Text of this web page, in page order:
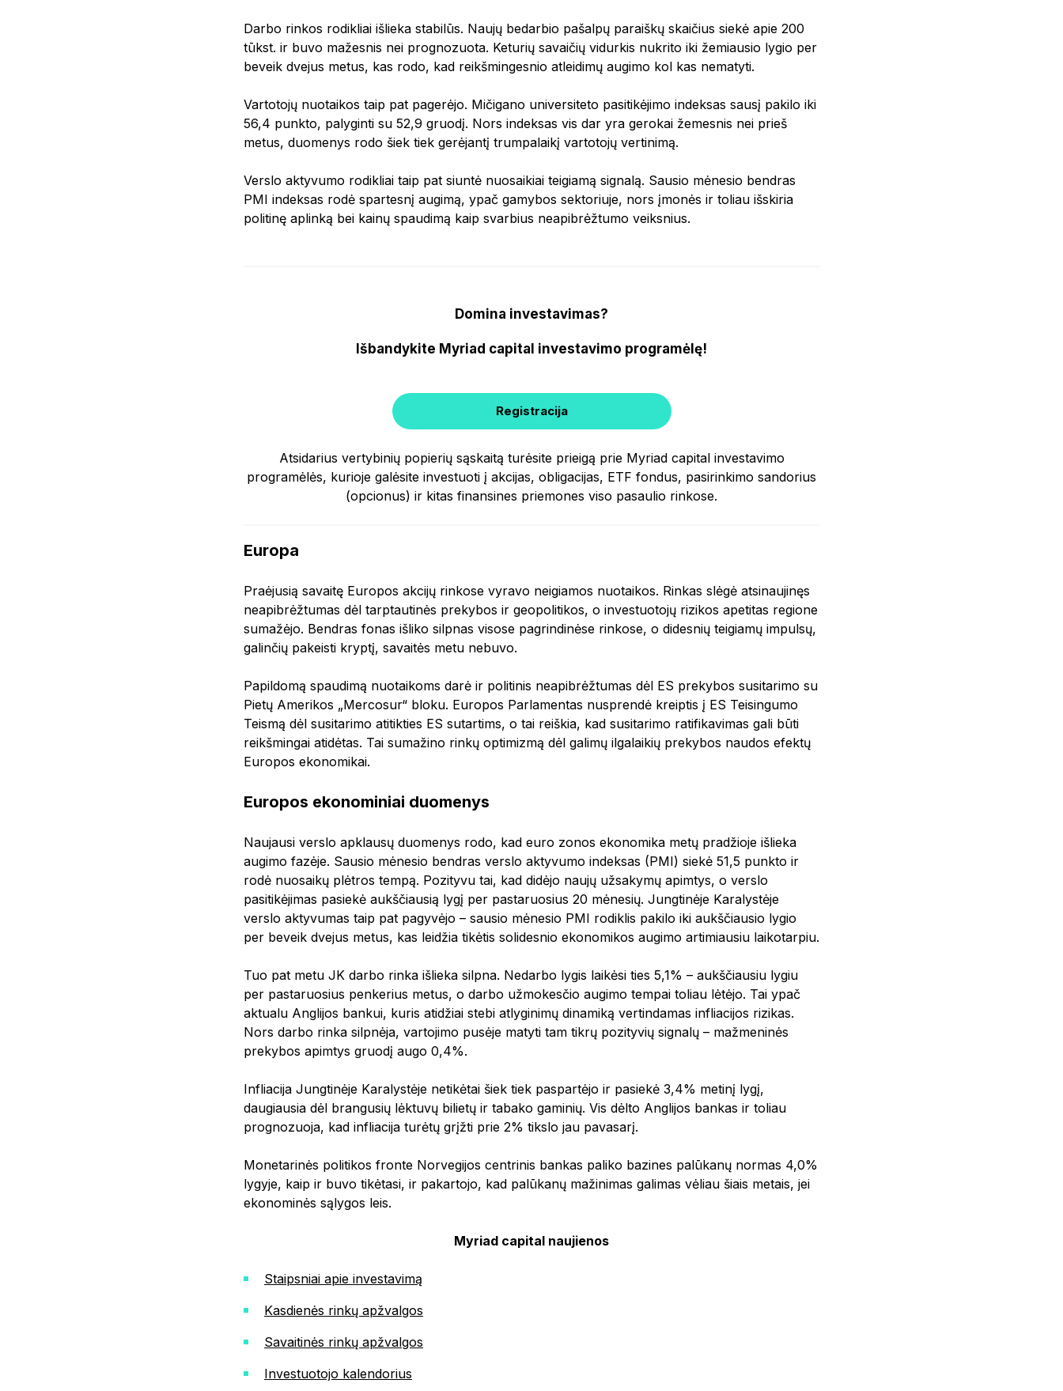
Darbo rinkos rodikliai išlieka stabilūs. Naujų bedarbio pašalpų paraiškų skaičius siekė apie 200
tūkst. ir buvo mažesnis nei prognozuota. Keturių savaičių vidurkis nukrito iki žemiausio lygio per
beveik dvejus metus, kas rodo, kad reikšmingesnio atleidimų augimo kol kas nematyti.
Vartotojų nuotaikos taip pat pagerėjo. Mičigano universiteto pasitikėjimo indeksas sausį pakilo iki
56,4 punkto, palyginti su 52,9 gruodį. Nors indeksas vis dar yra gerokai žemesnis nei prieš
metus, duomenys rodo šiek tiek gerėjantį trumpalaikį vartotojų vertinimą.
Verslo aktyvumo rodikliai taip pat siuntė nuosaikiai teigiamą signalą. Sausio mėnesio bendras
PMI indeksas rodė spartesnį augimą, ypač gamybos sektoriuje, nors įmonės ir toliau išskiria
politinę aplinką bei kainų spaudimą kaip svarbius neapibrėžtumo veiksnius.
Domina investavimas?
Išbandykite Myriad capital investavimo programėlę!
Registracija
Atsidarius vertybinių popierių sąskaitą turėsite prieigą prie Myriad capital investavimo
programėlės, kurioje galėsite investuoti į akcijas, obligacijas, ETF fondus, pasirinkimo sandorius
(opcionus) ir kitas finansines priemones viso pasaulio rinkose.
Europa
Praėjusią savaitę Europos akcijų rinkose vyravo neigiamos nuotaikos. Rinkas slėgė atsinaujinęs
neapibrėžtumas dėl tarptautinės prekybos ir geopolitikos, o investuotojų rizikos apetitas regione
sumažėjo. Bendras fonas išliko silpnas visose pagrindinėse rinkose, o didesnių teigiamų impulsų,
galinčių pakeisti kryptį, savaitės metu nebuvo.
Papildomą spaudimą nuotaikoms darė ir politinis neapibrėžtumas dėl ES prekybos susitarimo su
Pietų Amerikos „Mercosur“ bloku. Europos Parlamentas nusprendė kreiptis į ES Teisingumo
Teismą dėl susitarimo atitikties ES sutartims, o tai reiškia, kad susitarimo ratifikavimas gali būti
reikšmingai atidėtas. Tai sumažino rinkų optimizmą dėl galimų ilgalaikių prekybos naudos efektų
Europos ekonomikai.
Europos ekonominiai duomenys
Naujausi verslo apklausų duomenys rodo, kad euro zonos ekonomika metų pradžioje išlieka
augimo fazėje. Sausio mėnesio bendras verslo aktyvumo indeksas (PMI) siekė 51,5 punkto ir
rodė nuosaikų plėtros tempą. Pozityvu tai, kad didėjo naujų užsakymų apimtys, o verslo
pasitikėjimas pasiekė aukščiausią lygį per pastaruosius 20 mėnesių. Jungtinėje Karalystėje
verslo aktyvumas taip pat pagyvėjo – sausio mėnesio PMI rodiklis pakilo iki aukščiausio lygio
per beveik dvejus metus, kas leidžia tikėtis solidesnio ekonomikos augimo artimiausiu laikotarpiu.
Tuo pat metu JK darbo rinka išlieka silpna. Nedarbo lygis laikėsi ties 5,1% – aukščiausiu lygiu
per pastaruosius penkerius metus, o darbo užmokesčio augimo tempai toliau lėtėjo. Tai ypač
aktualu Anglijos bankui, kuris atidžiai stebi atlyginimų dinamiką vertindamas infliacijos rizikas.
Nors darbo rinka silpnėja, vartojimo pusėje matyti tam tikrų pozityvių signalų – mažmeninės
prekybos apimtys gruodį augo 0,4%.
Infliacija Jungtinėje Karalystėje netikėtai šiek tiek paspartėjo ir pasiekė 3,4% metinį lygį,
daugiausia dėl brangusių lėktuvų bilietų ir tabako gaminių. Vis dėlto Anglijos bankas ir toliau
prognozuoja, kad infliacija turėtų grįžti prie 2% tikslo jau pavasarį.
Monetarinės politikos fronte Norvegijos centrinis bankas paliko bazines palūkanų normas 4,0%
lygyje, kaip ir buvo tikėtasi, ir pakartojo, kad palūkanų mažinimas galimas vėliau šiais metais, jei
ekonominės sąlygos leis.
Myriad capital naujienos
Staipsniai apie investavimą
Kasdienės rinkų apžvalgos
Savaitinės rinkų apžvalgos
Investuotojo kalendorius